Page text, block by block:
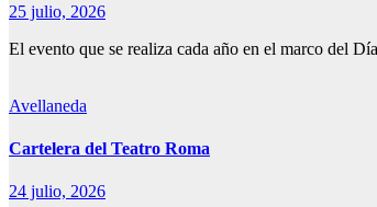
25 julio, 2026
El evento que se realiza cada año en el marco del
Avellaneda
Cartelera del Teatro Roma
24 julio, 2026